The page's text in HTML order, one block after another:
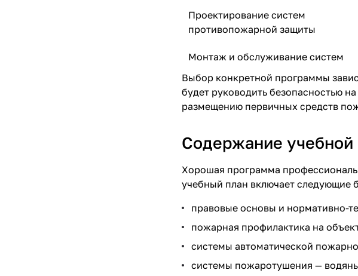
Проектирование систем
противопожарной защиты
Монтаж и обслуживание систем
Выбор конкретной программы
будет руководить безопасностью
размещению первичных средств
Содержание
Хорошая программа
учебный план включает следующие
правовые основы и нормативно-
пожарная профилактика на
системы автоматической
системы пожаротушения —